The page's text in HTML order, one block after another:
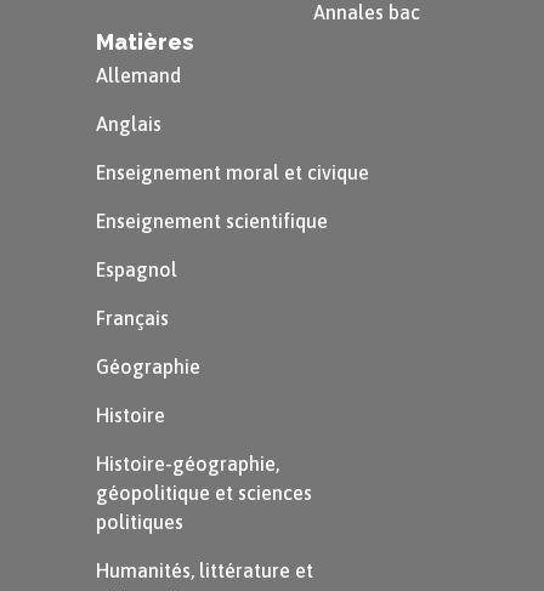
symbole des États-Unis.
Il en existe plusieurs copies dans le monde.
Annales bac
Matières
Allemand
Anglais
Enseignement moral et civique
Enseignement scientifique
Espagnol
Français
Géographie
Histoire
Histoire-géographie,
géopolitique et sciences
politiques
Humanités, littérature et